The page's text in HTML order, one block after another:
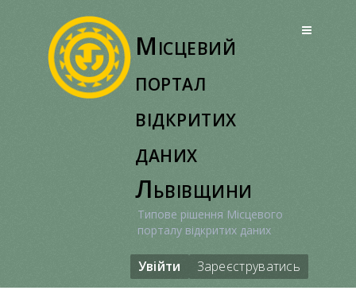
Місцевий
портал
відкритих
даних
Львівщини
Типове рішення Місцевого
порталу відкритих даних
Увійти Зареєструватись